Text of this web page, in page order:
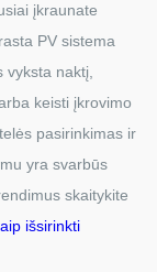
įkraunate
PV sistema
naktį,
keisti įkrovimo
pasirinkimas ir
yra svarbūs
skaitykite
išsirinkti